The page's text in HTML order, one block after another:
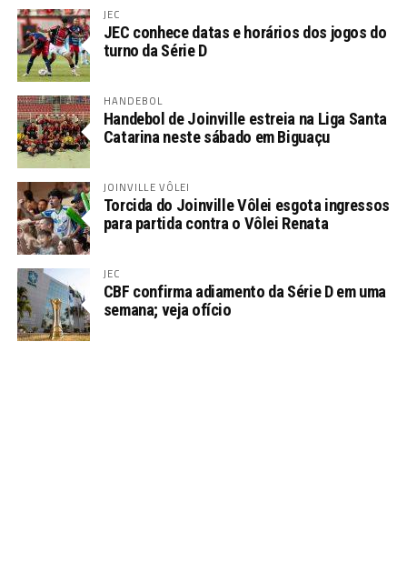
JEC
JEC conhece datas e horários dos jogos do
turno da Série D
HANDEBOL
Handebol de Joinville estreia na Liga Santa
Catarina neste sábado em Biguaçu
JOINVILLE VÔLEI
Torcida do Joinville Vôlei esgota ingressos
para partida contra o Vôlei Renata
JEC
CBF confirma adiamento da Série D em uma
semana; veja ofício